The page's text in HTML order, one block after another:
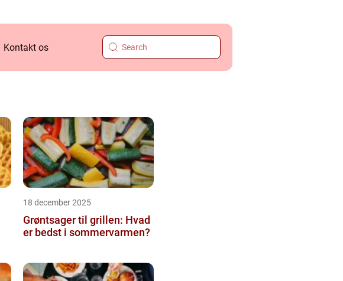
Kontakt os
18 december 2025
Grøntsager til grillen: Hvad
er bedst i sommervarmen?